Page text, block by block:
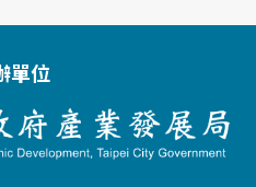
單位